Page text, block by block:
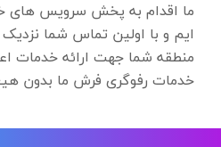
ما اقدام به پخش سرویس های
ایم و با اولین تماس شما
منطقه شما جهت ارائه خدمات
خدمات رفوگری فرش ما بدون